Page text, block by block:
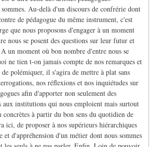
sommes. Au-delà d'un discours de confrérie dont
de pédagogue du même instrument, c'est
que nous proposons d'engager à un moment
nous se posent des questions sur leur futur et
un moment où bon nombre d'entre nous se
ne tien t-on jamais compte de nos remarques et
polémiquer, il s'agira de mettre à plat sans
nos réflexions et nos inquiétudes sur
afin d'apporter non seulement des
aux institutions qui nous emploient mais surtout
concrètes à partir du bon sens du quotidien de
ici, de proposer à nos supérieurs hiérarchiques
et d'appréhension d'un métier dont nous sommes